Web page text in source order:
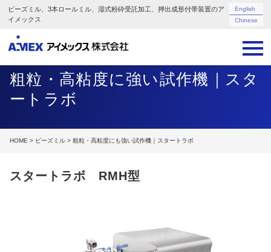
ビーズミル、3本ロールミル、湿式粉砕受託加工、押出成形付帯装置のア
イメックス
English
Chinese
粗粒・高粘度に強い試作機｜スタ
ートラボ
HOME > ビーズミル > 粗粒・高粘度にも強い試作機｜スタートラボ
スタートラボ RMH型